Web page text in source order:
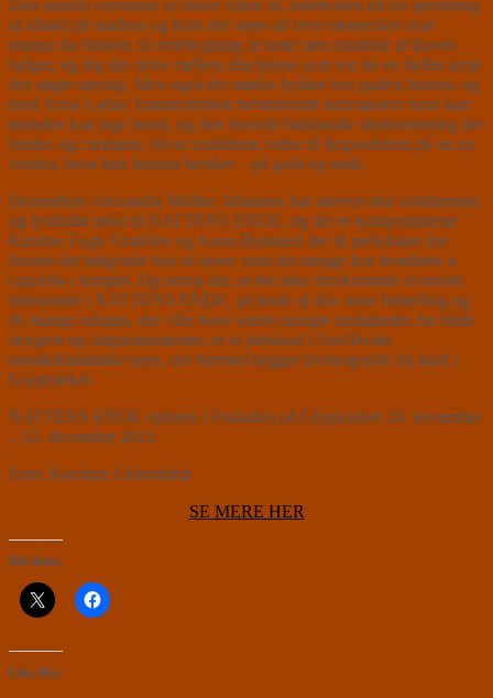
Den rituelle ceremoni vi bliver vidne til, indeholder alt fra spredning
af såsæd på marken og korn der strøs ud over mennesket som
manna fra himlen, til redebygning af sorte sten rundede af havets
bølger, og æg der deles mellem disciplene som var de en fælles krop
der søger næring. Men også det mørke hyldes hos guden Inanna, og
med Anna Ladas’ klaustrofobisk tætsluttende halvmasker hvor kun
munden kan tage imod, og den truende bakkanale sindsstemning der
breder sig i templet, bliver publikum vidne til begyndelsen på en ny
verden, hvor kun Inanna hersker – på godt og ondt.
Dramatiker Alexandra Moltke Johansen har skrevet den voldsomme
og lystfulde tekst til NATTENS ENDE, og det er komponisterne
Kirstine Fogh Vindelev og Anna Brønsted der til perfektion har
formet det bølgende hav af toner, som det umage kor fremfører a
cappella i templet. Og netop det, at der ikke forekommer et eneste
instrument i NATTENS ENDE, på trods af den store fortælling og
de mange udsagn, der ville have været oplagte muligheder for både
strygere og slaginstrumenter, er et pletskud i Sort/Hvids
musikdramatiske rejse, der hermed lægger fremragende fra land i
Glyptoteket.
NATTENS ENDE opføres i Festsalen på Glyptoteket 24. november
– 12. december 2021.
Foto: Karoline Lieberkind
SE MERE HER
Del dette:
Like this: